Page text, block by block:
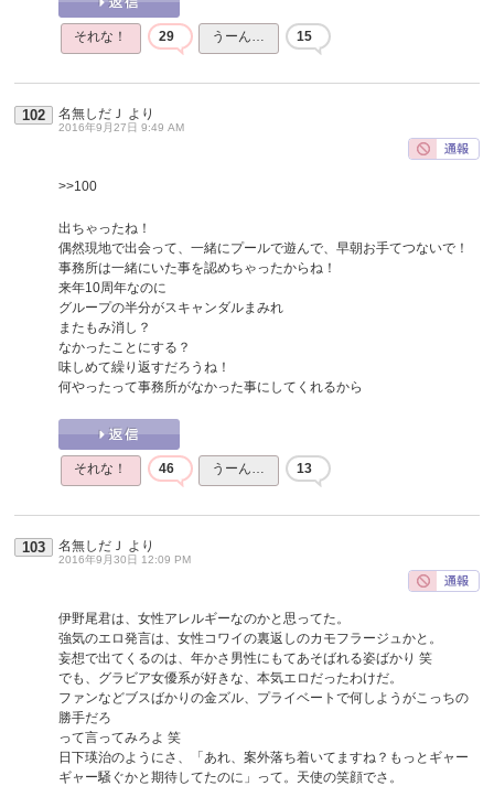
それな！ 29 うーん… 15
102 名無しだＪ より
2016年9月27日 9:49 AM
>>100
出ちゃったね！
偶然現地で出会って、一緒にプールで遊んで、早朝お手てつないで！
事務所は一緒にいた事を認めちゃったからね！
来年10周年なのに
グループの半分がスキャンダルまみれ
またもみ消し？
なかったことにする？
味しめて繰り返すだろうね！
何やったって事務所がなかった事にしてくれるから
それな！ 46 うーん… 13
103 名無しだＪ より
2016年9月30日 12:09 PM
伊野尾君は、女性アレルギーなのかと思ってた。
強気のエロ発言は、女性コワイの裏返しのカモフラージュかと。
妄想で出てくるのは、年かさ男性にもてあそばれる姿ばかり 笑
でも、グラビア女優系が好きな、本気エロだったわけだ。
ファンなどブスばかりの金ズル、プライベートで何しようがこっちの
勝手だろ
って言ってみろよ 笑
日下瑛治のようにさ、「あれ、案外落ち着いてますね？もっとギャー
ギャー騒ぐかと期待してたのに」って。天使の笑顔でさ。